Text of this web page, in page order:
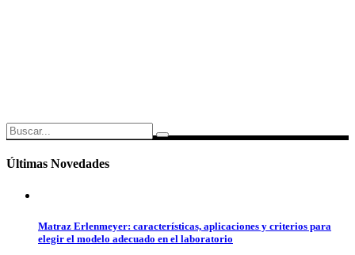
Search
for:
Últimas Novedades
Matraz Erlenmeyer: características, aplicaciones y criterios para
elegir el modelo adecuado en el laboratorio